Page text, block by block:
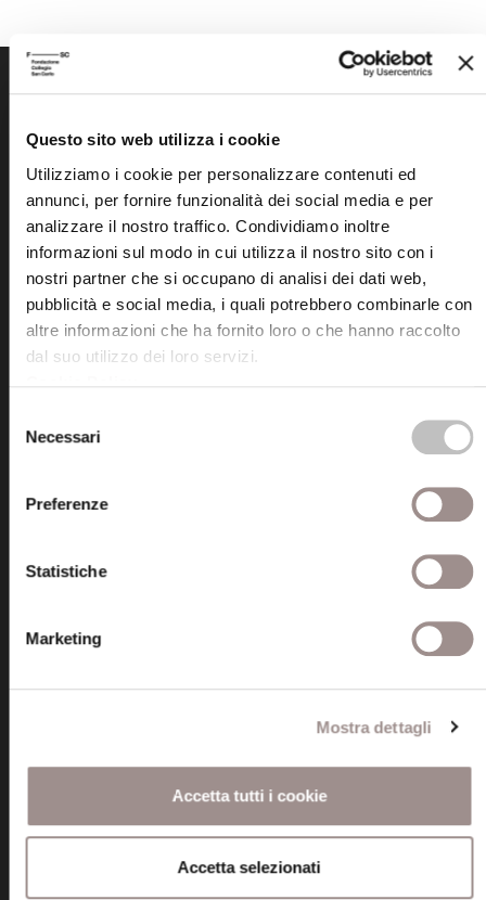
Questo sito web utilizza i cookie
Utilizziamo i cookie per personalizzare contenuti ed
annunci, per fornire funzionalità dei social media e per
analizzare il nostro traffico. Condividiamo inoltre
informazioni sul modo in cui utilizza il nostro sito con i
nostri partner che si occupano di analisi dei dati web,
pubblicità e social media, i quali potrebbero combinarle con
altre informazioni che ha fornito loro o che hanno raccolto
dal suo utilizzo dei loro servizi.
delNecessari
Preferenze
Statistiche
Marketing
Mostra dettagli
Accetta tutti i cookie
Accetta selezionati
Fondazione Collegio San Carlo
Via San Carlo 5
41121 Modena (MO)
P.I. 00641060363
tel. 059.421211
fondazionecollegiosancarlo@legalmail.it
Informazioni
Certificazioni
Cookie policy